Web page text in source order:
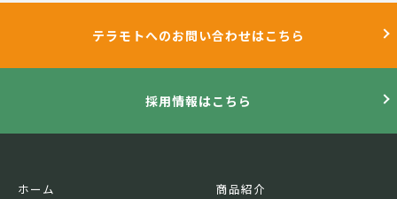
テラモトへのお問い合わせはこちら
採用情報はこちら
ホーム
商品紹介